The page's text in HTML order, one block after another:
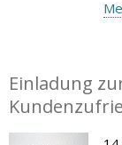
Einladung